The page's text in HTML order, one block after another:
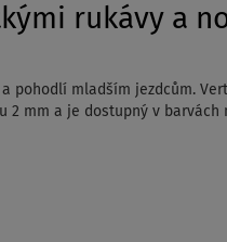
rukávy a
pohodlí mladším jezdcům.
2 mm a je dostupný v